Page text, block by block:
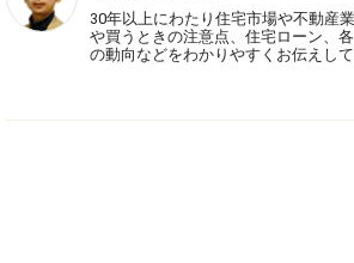
30年以上にわたり住宅市場や不動産
や買うときの注意点、住宅ローン、
の動向などをわかりやすくお伝えして